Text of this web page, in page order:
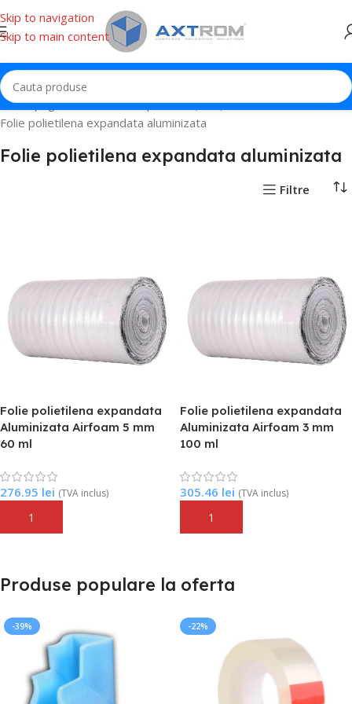
Skip to navigation
Skip to main content
Prima pagină Polietilena expandata (PEE)
Folie polietilena expandata aluminizata
Folie polietilena expandata aluminizata
Filtre
Folie polietilena expandata
Aluminizata Airfoam 5 mm
60 ml
276.95 lei (TVA inclus)
Adaugă În Coș
Folie polietilena expandata
Aluminizata Airfoam 3 mm
100 ml
305.46 lei (TVA inclus)
Adaugă În Coș
Produse populare la oferta